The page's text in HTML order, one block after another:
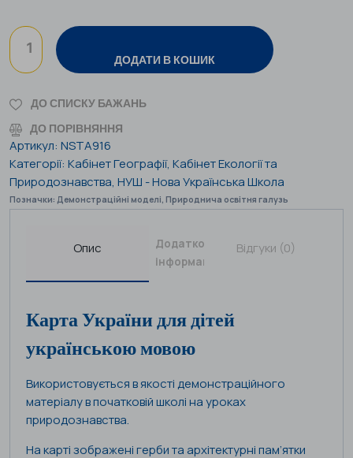
ДОДАТИ В КОШИК
ДО СПИСКУ БАЖАНЬ
ДО ПОРІВНЯННЯ
Артикул: NSTA916
Категорії: Кабінет Географії, Кабінет Екології та
Природознавства, НУШ - Нова Українська Школа
Позначки: Демонстраційні моделі Природнича освітня галузь
Опис
Додаткова
інформація
Відгуки (0)
Карта України для дітей
українською мовою
Використовується в якості демонстраційного
матеріалу в початковій школі на уроках
природознавства.
На карті зображені герби та архітектурні пам’ятки